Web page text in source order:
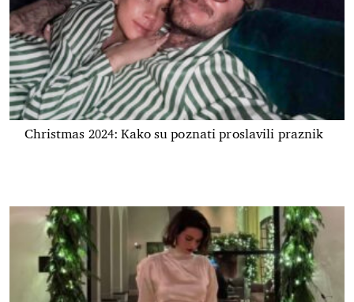
Christmas 2024: Kako su poznati proslavili praznik